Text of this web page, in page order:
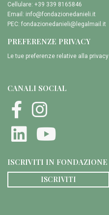
Cellulare: +39 339 8165846
Email: info@fondazionedanieli.it
PEC: fondazionedanieli@legalmail.it
PREFERENZE PRIVACY
Le tue preferenze relative alla privacy
CANALI SOCIAL
ISCRIVITI IN FONDAZIONE
ISCRIVITI